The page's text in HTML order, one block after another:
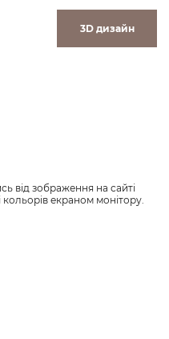
3D дизайн
від зображення на сайті
екраном монітору.